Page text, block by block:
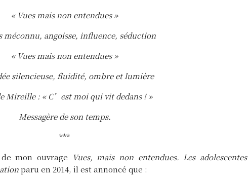
« Vues mais non entendues »
méconnu, angoisse, influence, séduction
« Vues mais non entendues »
silencieuse, fluidité, ombre et lumière
Mireille : « C’est moi qui vit dedans ! »
Messagère de son temps.
***
mon ouvrage Vues, mais non entendues. Les adolescentes
paru en 2014, il est annoncé que :